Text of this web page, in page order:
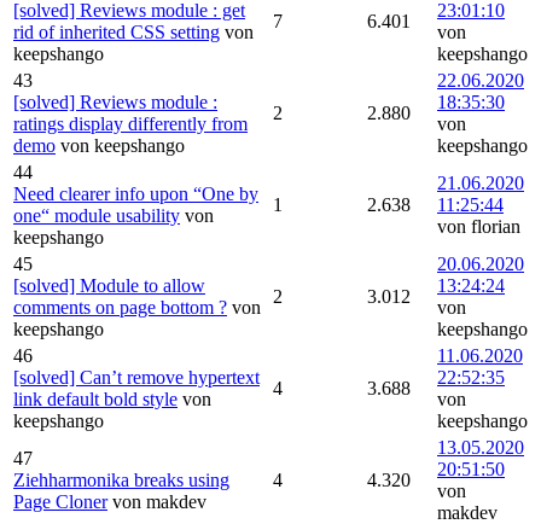
[solved] Reviews module : get
rid of inherited CSS setting von
keepshango
7 6.401
23:01:10
von
keepshango
43
[solved] Reviews module :
ratings display differently from
demo von keepshango
2 2.880
22.06.2020
18:35:30
von
keepshango
44
Need clearer info upon “One by
one“ module usability von
keepshango
1 2.638
21.06.2020
11:25:44
von florian
45
[solved] Module to allow
comments on page bottom ? von
keepshango
2 3.012
20.06.2020
13:24:24
von
keepshango
46
[solved] Can’t remove hypertext
link default bold style von
keepshango
4 3.688
11.06.2020
22:52:35
von
keepshango
47
Ziehharmonika breaks using
Page Cloner von makdev
4 4.320
13.05.2020
20:51:50
von
makdev